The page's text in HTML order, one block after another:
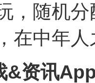
，随机
在中年
资讯